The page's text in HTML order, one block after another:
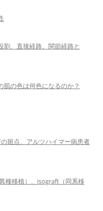
割、直接経路、関節経路と
の色は何色になるのか？
斑点、アルツハイマー病患者
種移植）、isograft（同系移